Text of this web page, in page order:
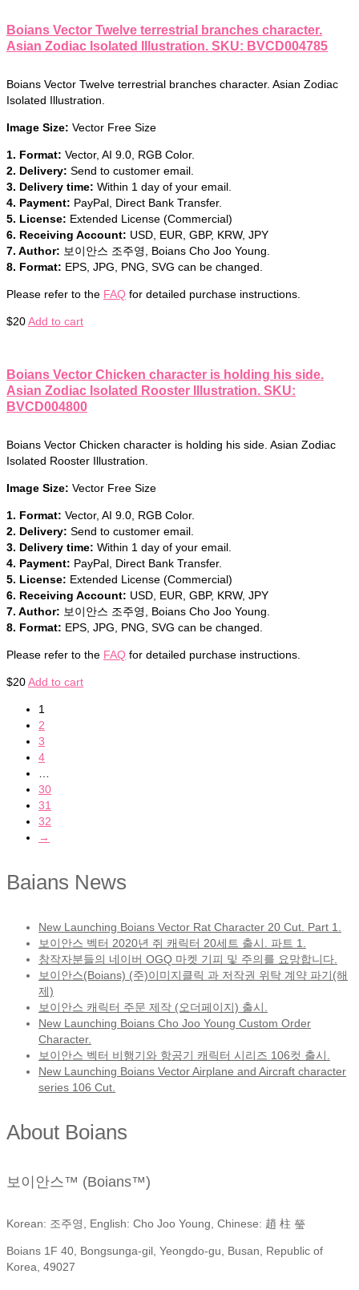
Boians Vector Twelve terrestrial branches character.
Asian Zodiac Isolated Illustration. SKU: BVCD004785
Boians Vector Twelve terrestrial branches character. Asian Zodiac
Isolated Illustration.
Image Size: Vector Free Size
1. Format: Vector, AI 9.0, RGB Color.
2. Delivery: Send to customer email.
3. Delivery time: Within 1 day of your email.
4. Payment: PayPal, Direct Bank Transfer.
5. License: Extended License (Commercial)
6. Receiving Account: USD, EUR, GBP, KRW, JPY
7. Author: 보이안스 조주영, Boians Cho Joo Young.
8. Format: EPS, JPG, PNG, SVG can be changed.
Please refer to the FAQ for detailed purchase instructions.
$20Add to cart
Boians Vector Chicken character is holding his side.
Asian Zodiac Isolated Rooster Illustration. SKU:
BVCD004800
Boians Vector Chicken character is holding his side. Asian Zodiac
Isolated Rooster Illustration.
Image Size: Vector Free Size
1. Format: Vector, AI 9.0, RGB Color.
2. Delivery: Send to customer email.
3. Delivery time: Within 1 day of your email.
4. Payment: PayPal, Direct Bank Transfer.
5. License: Extended License (Commercial)
6. Receiving Account: USD, EUR, GBP, KRW, JPY
7. Author: 보이안스 조주영, Boians Cho Joo Young.
8. Format: EPS, JPG, PNG, SVG can be changed.
Please refer to the FAQ for detailed purchase instructions.
$20Add to cart
1
2
3
4
30
31
32
→
Baians News
New Launching Boians Vector Rat Character 20 Cut. Part 1.
보이안스 벡터 2020년 쥐 캐릭터 20세트 출시. 파트 1.
창작자분들의 네이버 OGQ 마켓 기피 및 주의를 요망합니다.
보이안스(Boians) (주)이미지클릭 과 저작권 위탁 계약 파기(해
제)
보이안스 캐릭터 주문 제작 (오더페이지) 출시.
New Launching Boians Cho Joo Young Custom Order
Character.
보이안스 벡터 비행기와 항공기 캐릭터 시리즈 106컷 출시.
New Launching Boians Vector Airplane and Aircraft character
series 106 Cut.
About Boians
보이안스™ (Boians™)
Korean: 조주영, English: Cho Joo Young, Chinese: 趙 柱 瑩
Boians 1F 40, Bongsunga-gil, Yeongdo-gu, Busan, Republic of
Korea, 49027